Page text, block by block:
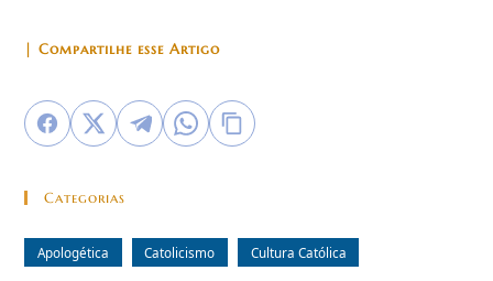
| Compartilhe esse Artigo
Categorias
Apologética Catolicismo Cultura Católica